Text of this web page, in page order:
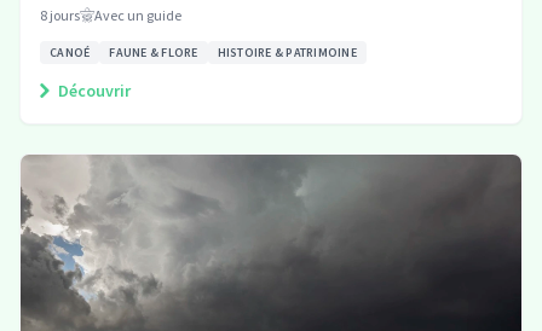
8 jours Avec un guide
CANOÉ FAUNE & FLORE HISTOIRE & PATRIMOINE
Découvrir